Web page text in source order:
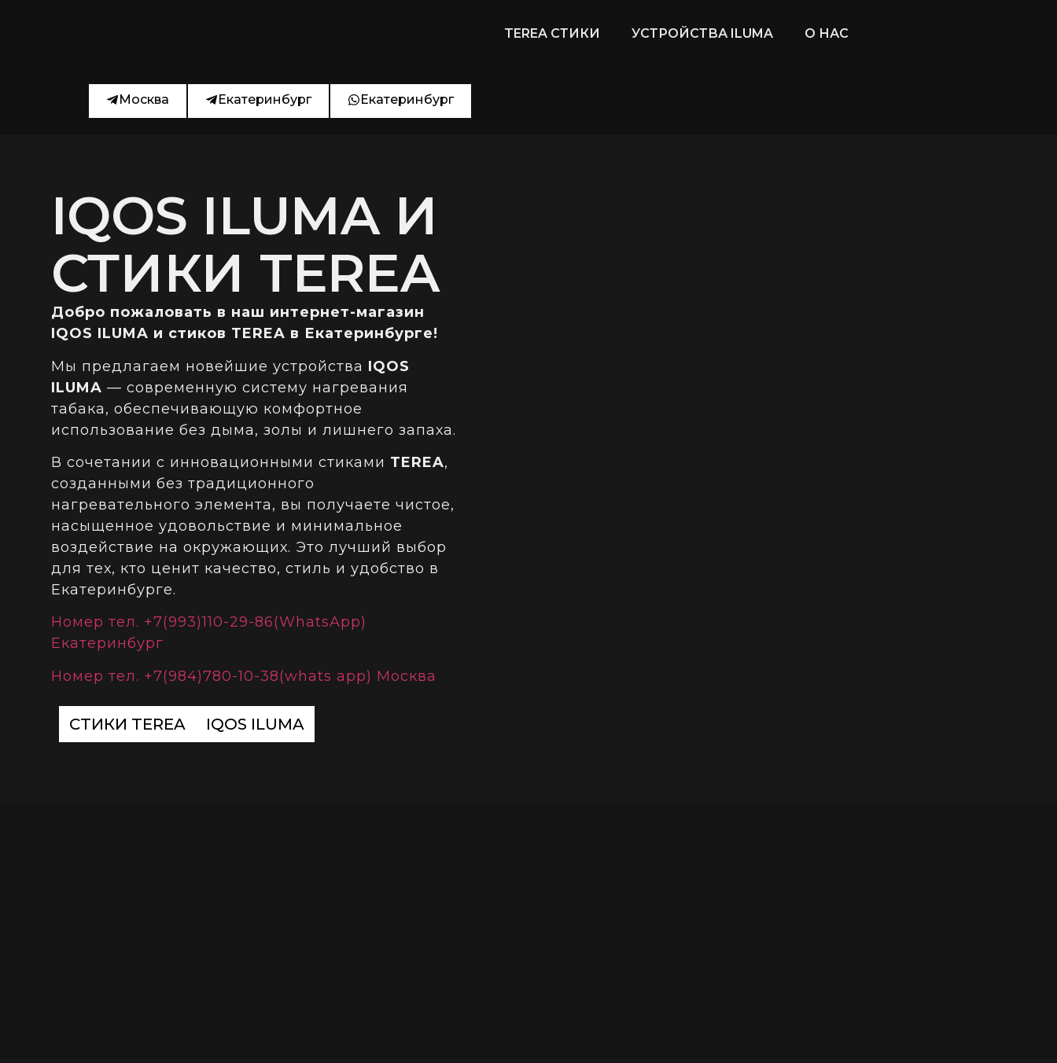
TEREA СТИКИ УСТРОЙСТВА ILUMA О НАС
Москва Екатеринбург Екатеринбург
IQOS ILUMA И
СТИКИ TEREA
Добро пожаловать в наш интернет-магазин
IQOS ILUMA и стиков TEREA в Екатеринбурге!
Мы предлагаем новейшие устройства IQOS
ILUMA — современную систему нагревания
табака, обеспечивающую комфортное
использование без дыма, золы и лишнего запаха.
В сочетании с инновационными стиками TEREA,
созданными без традиционного
нагревательного элемента, вы получаете чистое,
насыщенное удовольствие и минимальное
воздействие на окружающих. Это лучший выбор
для тех, кто ценит качество, стиль и удобство в
Екатеринбурге.
Номер тел. +7(993)110-29-86(WhatsApp)
Екатеринбург
Номер тел. +7(984)780-10-38(whats app) Москва
СТИКИ TEREA IQOS ILUMA